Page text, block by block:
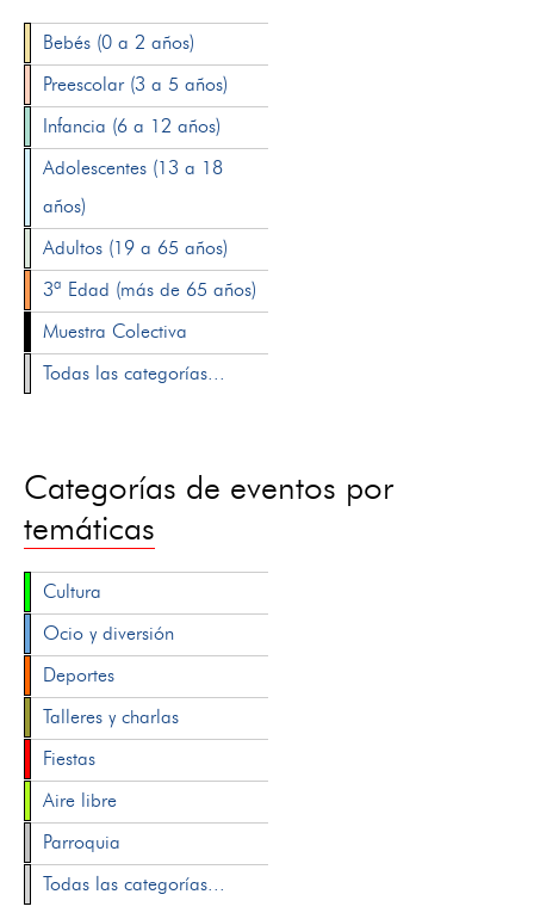
Bebés (0 a 2 años)
Preescolar (3 a 5 años)
Infancia (6 a 12 años)
Adolescentes (13 a 18
años)
Adultos (19 a 65 años)
3ª Edad (más de 65 años)
Muestra Colectiva
Todas las categorías...
Categorías de eventos por
temáticas
Cultura
Ocio y diversión
Deportes
Talleres y charlas
Fiestas
Aire libre
Parroquia
Todas las categorías...